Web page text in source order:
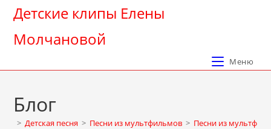
Перейти
содержимому
Детские клипы Елены
Молчановой
Меню
Блог
> Детская песня > Песни из мультфильмов > Песни из